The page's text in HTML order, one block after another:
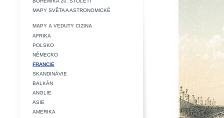
MAPY SVĚTA A ASTRONOMICKÉ
MAPY A VEDUTY CIZINA
AFRIKA
POLSKO
NĚMECKO
FRANCIE
SKANDINÁVIE
BALKÁN
ANGLIE
ASIE
AMERIKA